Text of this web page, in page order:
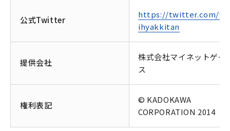
公式Twitter
https://twitter.com/
ihyakkitan
提供会社
株式会社マイネットゲー
ス
権利表記
© KADOKAWA
CORPORATION 2014